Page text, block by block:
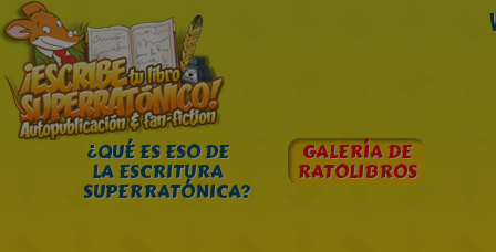
¿QUÉ ES ESO DE
LA ESCRITURA
SUPERRATÓNICA?
GALERÍA DE
RATOLIBROS